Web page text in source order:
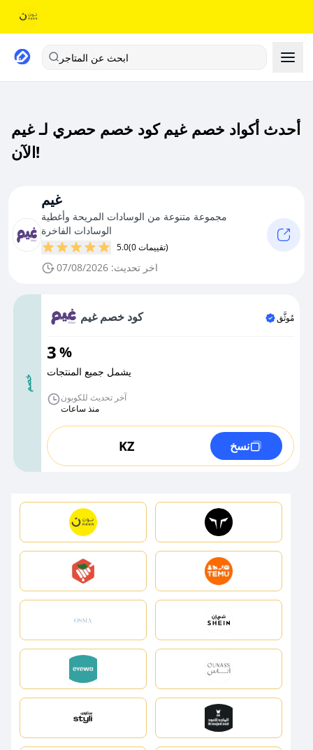
ابحث عن المتاجر
أحدث أكواد خصم غيم كود خصم حصري لـ غيم
الآن!
غيم
مجموعة متنوعة من الوسادات المريحة وأغطية
الوسادات الفاخرة
5.0 (0 تقييمات)
اخر تحديث: 07/08/2026
خصم
كود خصم غيم مُوثَّق
3%
يشمل جميع المنتجات
آخر تحديث للكوبون
منذ ساعات
KZ نسخ